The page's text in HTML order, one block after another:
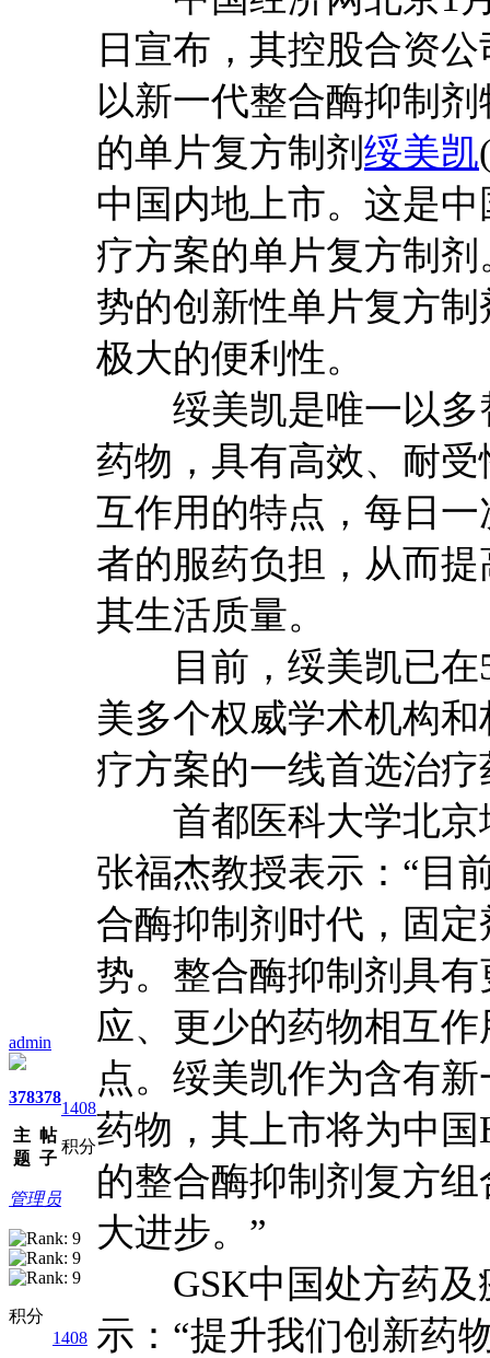
admin
378
主
题
378
帖
子
1408
积分
管理员
积分
1408
日宣布，其控股合资
以新一代整合酶抑制
的单片复方制剂 绥美凯
中国内地上市。这是
疗方案的单片复方制
势的创新性单片复方
极大的便利性。
绥美凯是唯一以多
药物，具有高效、耐
互作用的特点，每日
者的服药负担，从而
其生活质量。
目前，绥美凯已在
美多个权威学术机构
疗方案的一线首选治疗
首都医科大学北京
张福杰教授表示：“目
合酶抑制剂时代，固
势。整合酶抑制剂具
应、更少的药物相互
点。绥美凯作为含有
药物，其上市将为中
的整合酶抑制剂复方
大进步。”
GSK中国处方药及
示：“提升我们创新药